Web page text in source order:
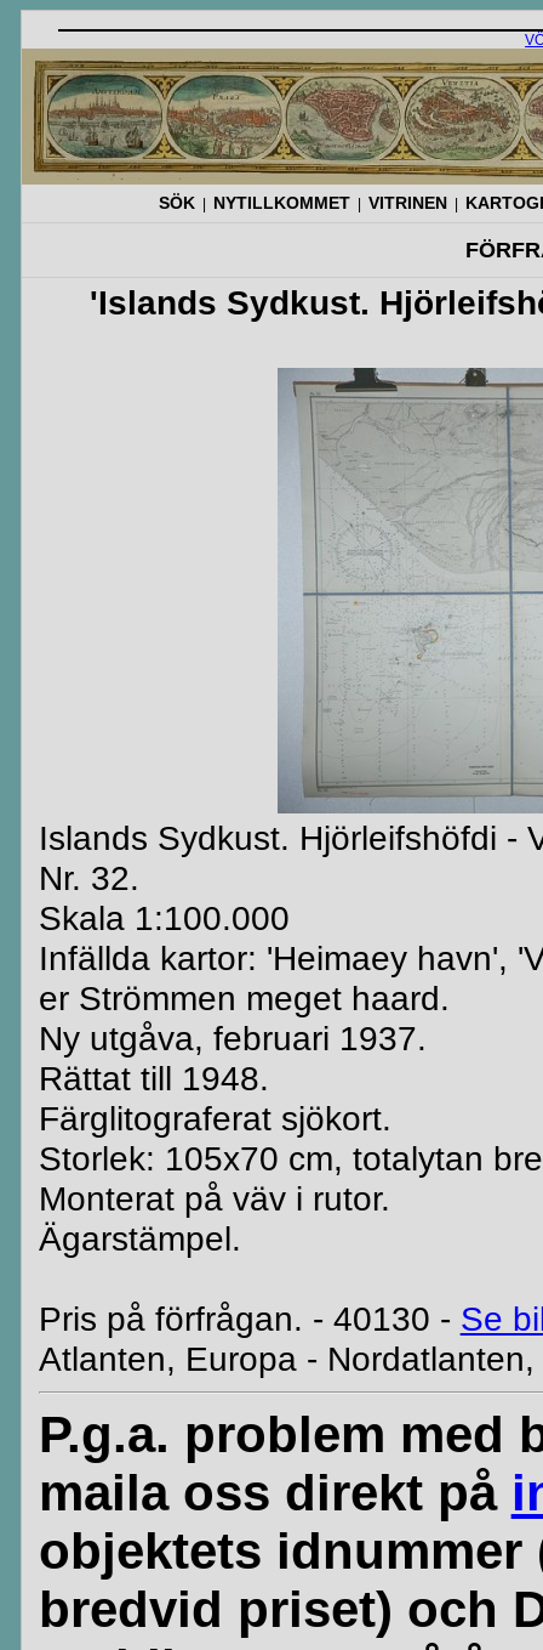
SÖK NYTILLKOMMET VITRINEN
'Islands Sydkust.
Islands Sydkust. Hjörleifshöfdi -
Nr. 32.
Skala 1:100.000
Infällda kartor: 'Heimaey havn',
er Strömmen meget haard.
Ny utgåva, februari 1937.
Rättat till 1948.
Färglitograferat sjökort.
Storlek: 105x70 cm, totalytan
Monterat på väv i rutor.
Ägarstämpel.
Pris på förfrågan. - 40130 - Se
Atlanten, Europa -
P.g.a. problem med
maila oss direkt på
objektets
bredvid priset) och